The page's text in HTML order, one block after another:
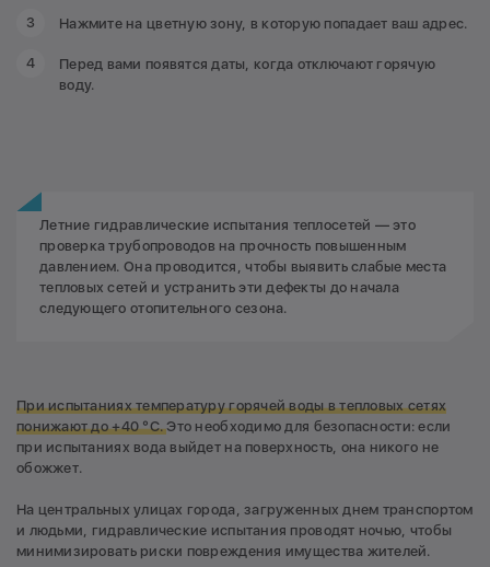
71а, 73, 73а, 73б, 75, 75а, 75б, 77, 77а, 77б; б-р Строителей
Потребители 1/2 кв. № 32:
Кварталы: 1, 2-3, 4/15, 5/13, 6, 7, 9, 10, 10а, 11, 11а, 12, 12а,
13, 14, 16, Школа №46 по ул. Нахимова 177.
Нажмите на цветную зону, в которую попадает ваш адрес.
Перед вами появятся даты, когда отключают горячую
воду.
Летние гидравлические испытания теплосетей — это
проверка трубопроводов на прочность повышенным
давлением. Она проводится, чтобы выявить слабые места
тепловых сетей и устранить эти дефекты до начала
следующего отопительного сезона.
При испытаниях температуру горячей воды в тепловых сетях
понижают до +40 °С.Это необходимо для безопасности: если
при испытаниях вода выйдет на поверхность, она никого не
обожжет.
На центральных улицах города, загруженных днем транспортом
и людьми, гидравлические испытания проводят ночью, чтобы
минимизировать риски повреждения имущества жителей.